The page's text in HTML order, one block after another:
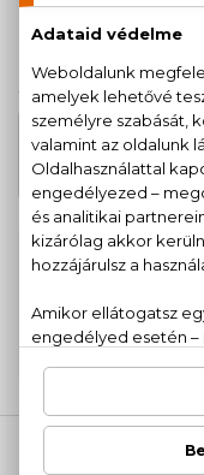
100% eredeti
Kérdésed van,
20 779 1924